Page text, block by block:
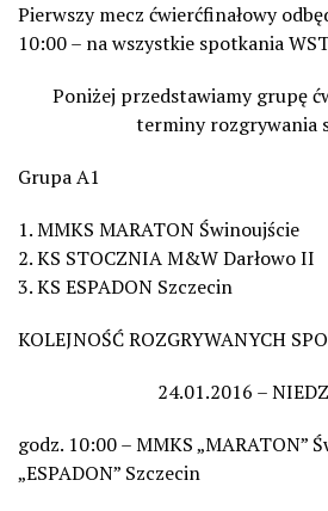
Pierwszy mecz ćwierćfinałowy
10:00 – na wszystkie spotkania
Poniżej przedstawiamy grupę
terminy rozgrywania
Grupa A1
1. MMKS MARATON Świnoujście
2. KS STOCZNIA M&W Darłowo II
3. KS ESPADON Szczecin
KOLEJNOŚĆ ROZGRYWANYCH
24.01.2016 –
godz. 10:00 – MMKS „MARATON”
„ESPADON” Szczecin